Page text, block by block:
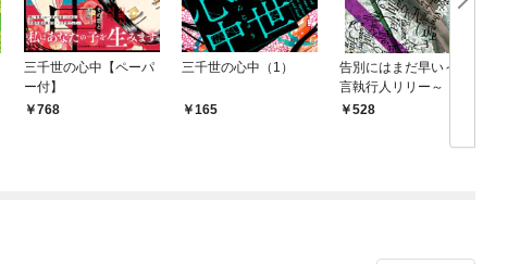
三千世の心中【ペーパ
ー付】
768
三千世の心中（1）
165
告別にはまだ早い～遺
言執行人リリー～ 1
528